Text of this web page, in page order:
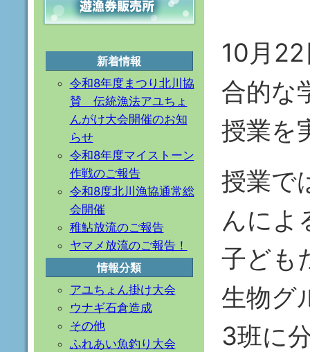
10月
合的な
授業を
授業で
んによ
子ども
生物グ
3班に
新着情報
令和8年度まつり北川協
賛 伝統漁法アユちょ
んがけ大会開催のお知
らせ
令和8年度マイストーン
作戦のご報告
令和8度北川漁協通常総
会開催
稚鮎放流のご報告
ヤマメ放流のご報告！
情報分類
アユちょん掛け大会
ウナギ石倉造成
その他
ふれあい魚釣り大会